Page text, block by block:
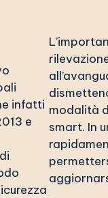
infatti
e
modalità
smart. In